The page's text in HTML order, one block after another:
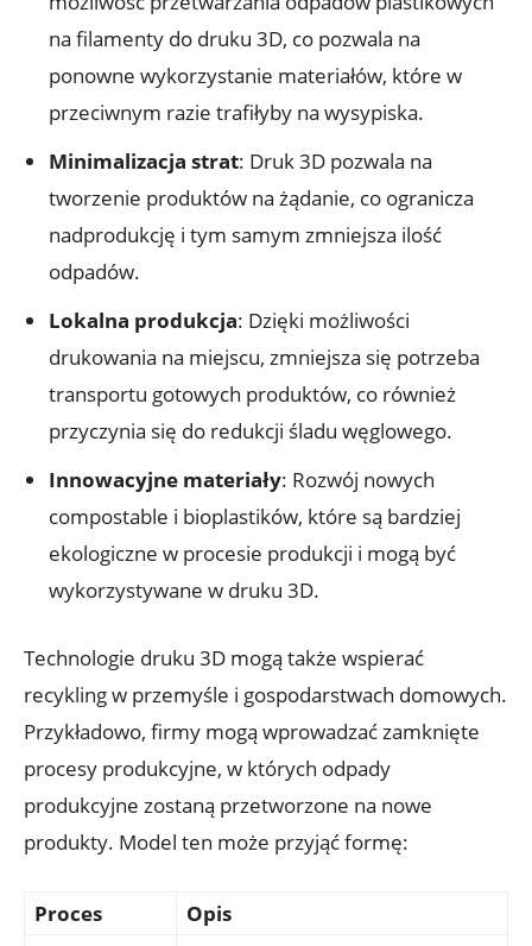
na filamenty do druku 3D, co pozwala na
ponowne wykorzystanie materiałów, które w
przeciwnym razie trafiłyby na wysypiska.
Minimalizacja strat: Druk 3D pozwala na
tworzenie produktów na żądanie, co ogranicza
nadprodukcję i tym samym zmniejsza ilość
odpadów.
Lokalna produkcja: Dzięki możliwości
drukowania na miejscu, zmniejsza się potrzeba
transportu gotowych produktów, co również
przyczynia się do redukcji śladu węglowego.
Innowacyjne materiały: Rozwój nowych
compostable i bioplastików, które są bardziej
ekologiczne w procesie produkcji i mogą być
wykorzystywane w druku 3D.
Technologie druku 3D mogą także wspierać
recykling w przemyśle i gospodarstwach domowych.
Przykładowo, firmy mogą wprowadzać zamknięte
procesy produkcyjne, w których odpady
produkcyjne zostaną przetworzone na nowe
produkty. Model ten może przyjąć formę:
Proces
Opis